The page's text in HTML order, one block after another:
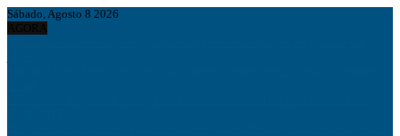
Sábado, Agosto 8 2026